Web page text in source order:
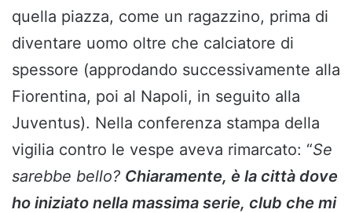
quella piazza, come un ragazzino, prima di
diventare uomo oltre che calciatore di
spessore (approdando successivamente alla
Fiorentina, poi al Napoli, in seguito alla
Juventus). Nella conferenza stampa della
vigilia contro le vespe aveva rimarcato: “Se
sarebbe bello? Chiaramente, è la città dove
ho iniziato nella massima serie, club che mi